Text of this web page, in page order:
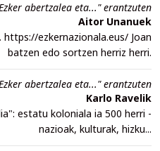
abertzalea eta..." erantzuten
Aitor Unanuek
https://ezkernazionala.eus/ Joan
batzen edo sortzen herriz herri.
abertzalea eta..." erantzuten
Karlo Ravelik
estatu koloniala ia 500 herri -
nazioak, kulturak, hizku...